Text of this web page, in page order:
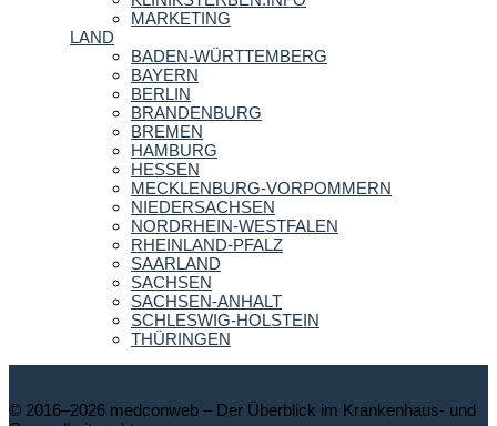
MARKETING
LAND
BADEN-WÜRTTEMBERG
BAYERN
BERLIN
BRANDENBURG
BREMEN
HAMBURG
HESSEN
MECKLENBURG-VORPOMMERN
NIEDERSACHSEN
NORDRHEIN-WESTFALEN
RHEINLAND-PFALZ
SAARLAND
SACHSEN
SACHSEN-ANHALT
SCHLESWIG-HOLSTEIN
THÜRINGEN
© 2016–2026 medconweb – Der Überblick im Krankenhaus- und